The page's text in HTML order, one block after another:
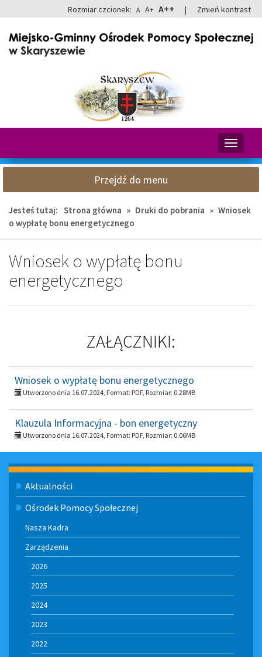
do
treści
do
Rozmiar czcionek: A A+ A++ | Zmień kontrast
Przełącz
Przejdź do menu
Jesteś tutaj: Strona główna » Druki do pobrania » Wniosek
o wypłatę bonu energetycznego
Wniosek o wypłatę bonu
energetycznego
ZAŁĄCZNIKI:
Wniosek o wypłatę bonu energetycznego
Utworzono dnia 16.07.2024, Format: PDF, Rozmiar: 0.28MB
Klauzula Informacyjna - bon energetyczny
Utworzono dnia 16.07.2024, Format: PDF, Rozmiar: 0.06MB
Menu
Aktualności
Ośrodek Pomocy Społecznej
Nasza Kadra
Zarządzenia
2026
2025
2024
2023
2022